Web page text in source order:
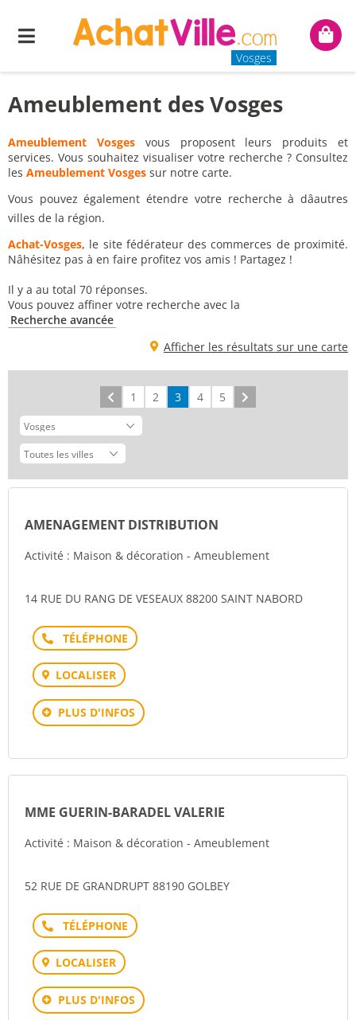
Menu
Vosges
Mon
Ameublement des Vosges
Ameublement Vosgesvous proposent leurs produits et
services. Vous souhaitez visualiser votre recherche ? Consultez
les Ameublement Vosges sur notre carte.
Vous pouvez également étendre votre recherche à dâautres
villes de la région.
Achat-Vosges, le site fédérateur des commerces de proximité.
Nâhésitez pas à en faire profitez vos amis ! Partagez !
Il y a au total 70 réponses.
Vous pouvez affiner votre recherche avec la
Recherche avancée
Afficher les résultats sur une carte
Précédent
1 2 3 4 5
AMENAGEMENT DISTRIBUTION
Activité : Maison & décoration - Ameublement
14 RUE DU RANG DE VESEAUX 88200 SAINT NABORD
Téléphone
LOCALISER
PLUS D'INFOS
MME GUERIN-BARADEL VALERIE
Activité : Maison & décoration - Ameublement
52 RUE DE GRANDRUPT 88190 GOLBEY
Téléphone
LOCALISER
PLUS D'INFOS